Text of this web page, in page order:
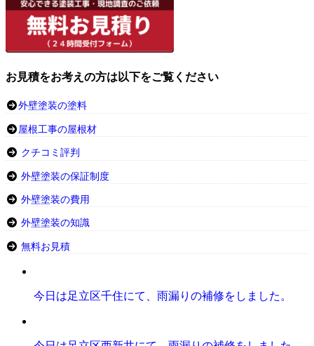
お見積をお考えの方は以下をご覧ください
外壁塗装の塗料
屋根工事の屋根材
クチコミ評判
外壁塗装の保証制度
外壁塗装の費用
外壁塗装の知識
無料お見積
今日は足立区千住にて、雨漏りの補修をしました。